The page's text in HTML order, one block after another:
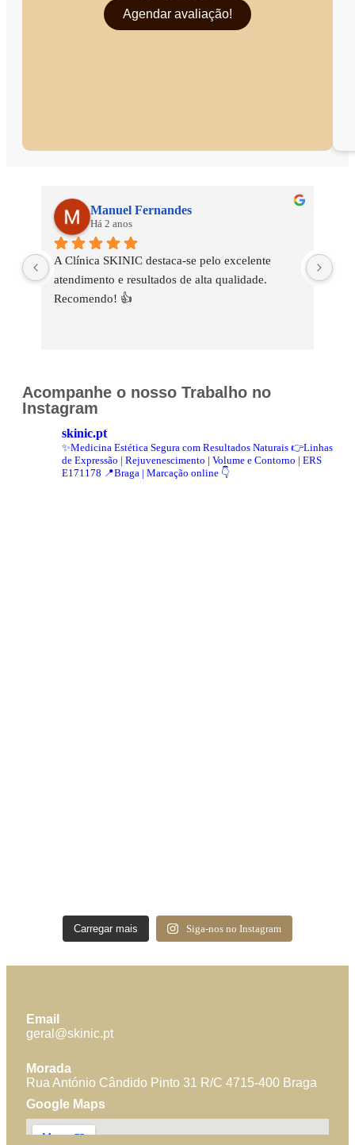
Agendar avaliação!
Manuel Fernandes
Há 2 anos
A Clínica SKINIC destaca-se pelo excelente
atendimento e resultados de alta qualidade.
Recomendo! 👍
Acompanhe o nosso Trabalho no
Instagram
skinic.pt
✨Medicina Estética Segura com Resultados Naturais 👉Linhas
de Expressão | Rejuvenescimento | Volume e Contorno | ERS
E171178 📍Braga | Marcação online 👇
Carregar mais Siga-nos no Instagram
Email
geral@skinic.pt
Morada
Rua António Cândido Pinto 31 R/C 4715-400 Braga
Google Maps